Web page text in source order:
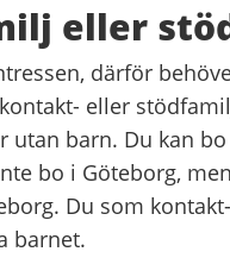
eller
därför
eller
utan barn. Du kan
bo i Göteborg,
Du som
barnet.